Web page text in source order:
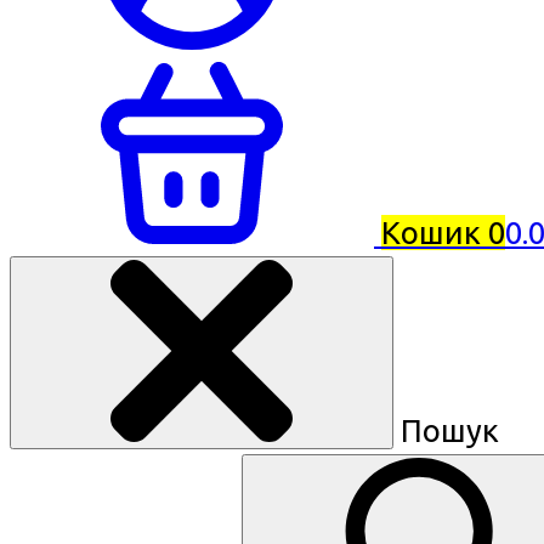
Кошик 0
Пошук